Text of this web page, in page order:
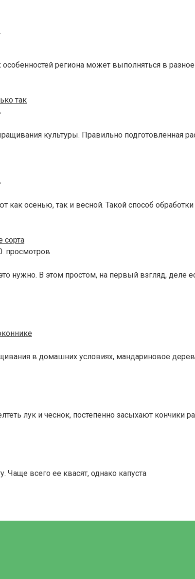
региона может выполняться в
так
культуры. Правильно подготовленная
осенью, так и весной. Такой способ
сорта
просмотров
нужно. В этом простом, на первый взгляд, деле
в домашних условиях, мандариновое
лук и чеснок, постепенно засыхают кончики
Чаще всего ее квасят, однако капуста